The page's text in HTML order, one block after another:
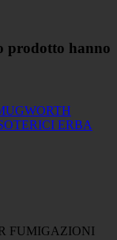
prodotto hanno
FUMIGAZIONI